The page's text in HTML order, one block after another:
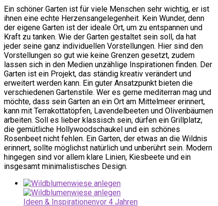
Ein schöner Garten ist für viele Menschen sehr wichtig, er ist
ihnen eine echte Herzensangelegenheit. Kein Wunder, denn
der eigene Garten ist der ideale Ort, um zu entspannen und
Kraft zu tanken. Wie der Garten gestaltet sein soll, da hat
jeder seine ganz individuellen Vorstellungen. Hier sind den
Vorstellungen so gut wie keine Grenzen gesetzt, zudem
lassen sich in den Medien unzählige Inspirationen finden. Der
Garten ist ein Projekt, das ständig kreativ verändert und
erweitert werden kann. Ein guter Ansatzpunkt bieten die
verschiedenen Gartenstile. Wer es gerne mediterran mag und
möchte, dass sein Garten an ein Ort am Mittelmeer erinnert,
kann mit Terrakottatöpfen, Lavendelbeeten und Olivenbäumen
arbeiten. Soll es lieber klassisch sein, dürfen ein Grillplatz,
die gemütliche Hollywoodschaukel und ein schönes
Rosenbeet nicht fehlen. Ein Garten, der etwas an die Wildnis
erinnert, sollte möglichst natürlich und unberührt sein. Modern
hingegen sind vor allem klare Linien, Kiesbeete und ein
insgesamt minimalistisches Design.
Ideen & Inspirationenvor 4 Jahren